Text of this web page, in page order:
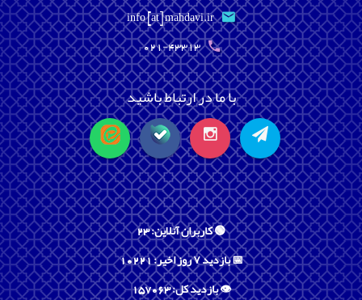
info [at] mahdavi.ir
021-43313
با ما در ارتباط باشید
🟢 کاربران آنلاین: 23
📅 بازدید ۷ روز اخیر: 10221
👁️ بازدید کل: 157063